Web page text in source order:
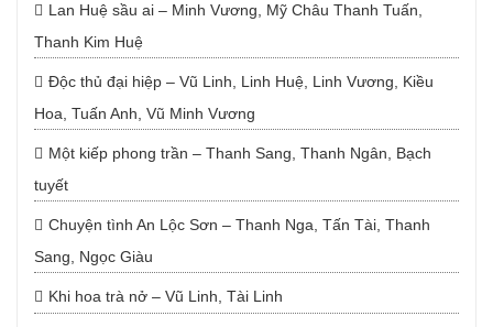
Lan Huệ sầu ai – Minh Vương, Mỹ Châu Thanh Tuấn,
Thanh Kim Huệ
Độc thủ đại hiệp – Vũ Linh, Linh Huệ, Linh Vương, Kiều
Hoa, Tuấn Anh, Vũ Minh Vương
Một kiếp phong trần – Thanh Sang, Thanh Ngân, Bạch
tuyết
Chuyện tình An Lộc Sơn – Thanh Nga, Tấn Tài, Thanh
Sang, Ngọc Giàu
Khi hoa trà nở – Vũ Linh, Tài Linh